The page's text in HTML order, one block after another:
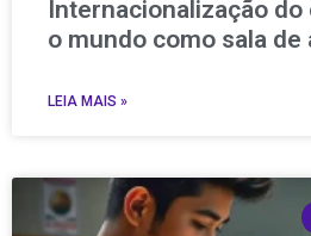
Internacionalização
o mundo como sala de
LEIA MAIS »